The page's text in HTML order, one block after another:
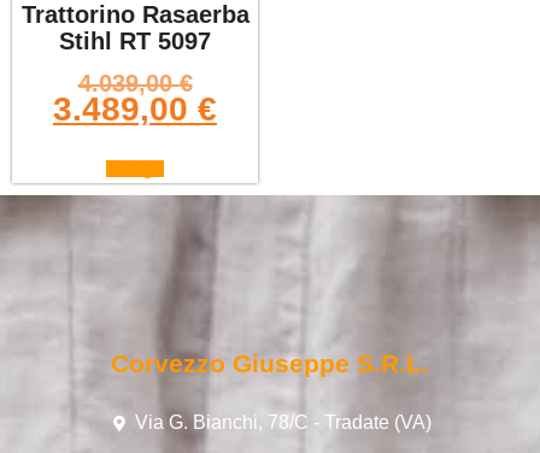
Trattorino Rasaerba
Stihl RT 5097
4.039,00€
3.489,00 €
Corvezzo Giuseppe S.r.l.
Via G. Bianchi, 78/C - Tradate (VA)